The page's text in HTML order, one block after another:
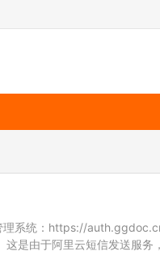
理系统：https://
这是由于阿里云短信发送服务